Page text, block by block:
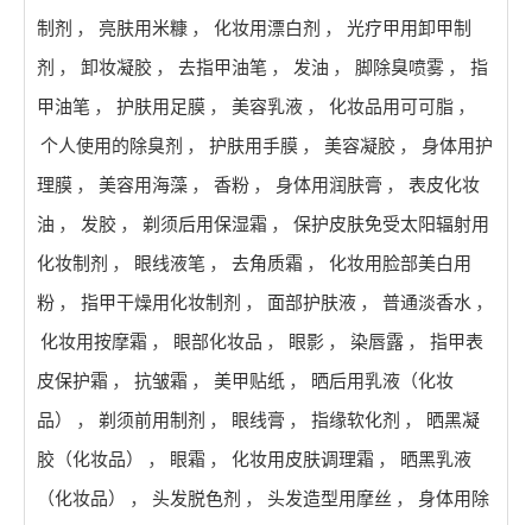
制剂 ， 亮肤用米糠 ， 化妆用漂白剂 ，
光疗甲用卸甲制
剂 ， 卸妆凝胶 ， 去指甲油笔 ， 发油 ， 脚除臭喷雾 ，
指
甲油笔 ， 护肤用足膜 ， 美容乳液 ， 化妆品用可可脂 ，
个人使用的除臭剂 ， 护肤用手膜 ， 美容凝胶 ，
身体用护
理膜 ， 美容用海藻 ， 香粉 ， 身体用润肤膏 ，
表皮化妆
油 ， 发胶 ， 剃须后用保湿霜 ，
保护皮肤免受太阳辐射用
化妆制剂 ， 眼线液笔 ， 去角质霜 ，
化妆用脸部美白用
粉 ， 指甲干燥用化妆制剂 ， 面部护肤液 ， 普通淡香水 ，
化妆用按摩霜 ， 眼部化妆品 ， 眼影 ， 染唇露 ，
指甲表
皮保护霜 ， 抗皱霜 ， 美甲贴纸 ，
晒后用乳液（化妆
品）
， 剃须前用制剂 ， 眼线膏 ， 指缘软化剂 ，
晒黑凝
胶（化妆品）
， 眼霜 ， 化妆用皮肤调理霜 ，
晒黑乳液
（化妆品）
， 头发脱色剂 ， 头发造型用摩丝 ，
身体用除